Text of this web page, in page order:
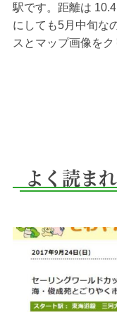
駅です。距離は
にしても5月中旬な
スとマップ画像を
です。名古屋から
よく読ま